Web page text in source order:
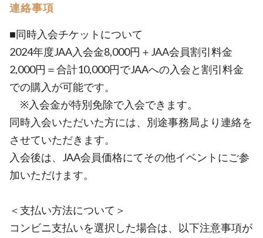
連絡事項
■同時入会チケットについて
2024年度JAA入会金8,000円＋JAA会員割引料金
2,000円＝合計10,000円でJAAへの入会と割引料金
での購入が可能です。
※入会金が特別免除で入会できます。
同時入会いただいた方には、別途事務局より連絡を
させていただきます。
入会後は、JAA会員価格にてその他イベントにご参
加いただけます。
＜支払い方法について＞
コンビニ支払いを選択した場合は、以下注意事項が